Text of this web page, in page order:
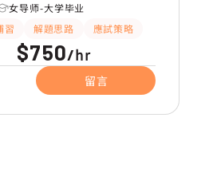
女导师-大学毕业
習
解題思路 應試策略
$750/hr
留言